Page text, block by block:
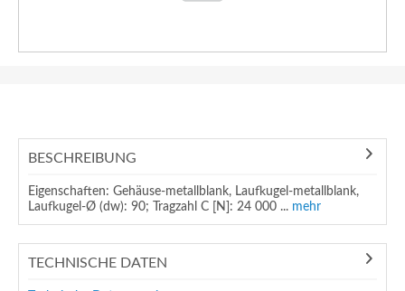
BESCHREIBUNG
Eigenschaften: Gehäuse-metallblank, Laufkugel-metallblank,
Laufkugel-Ø (dw): 90; Tragzahl C [N]: 24 000 ... mehr
TECHNISCHE DATEN